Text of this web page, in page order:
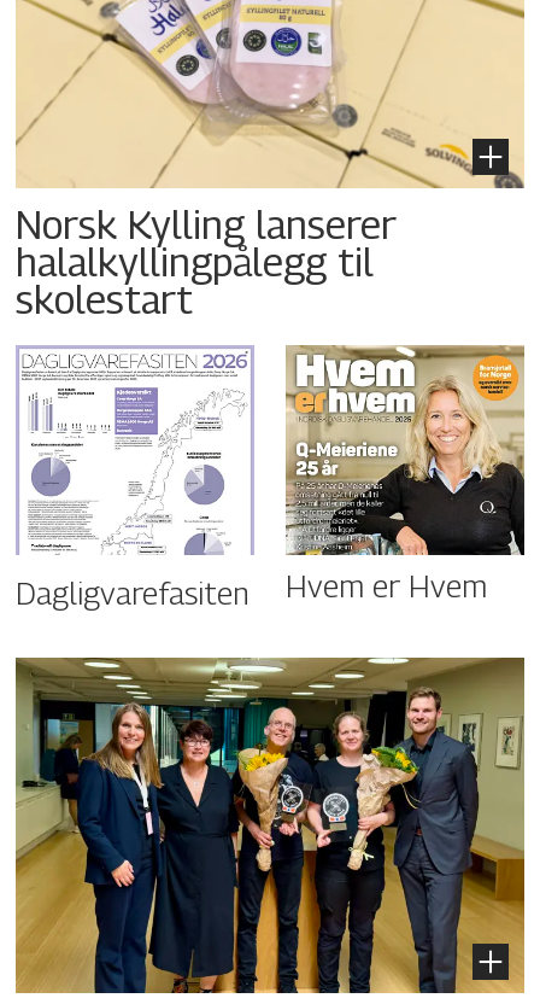
Norsk Kylling lanserer
halalkyllingpålegg til
skolestart
Dagligvarefasiten Hvem er Hvem